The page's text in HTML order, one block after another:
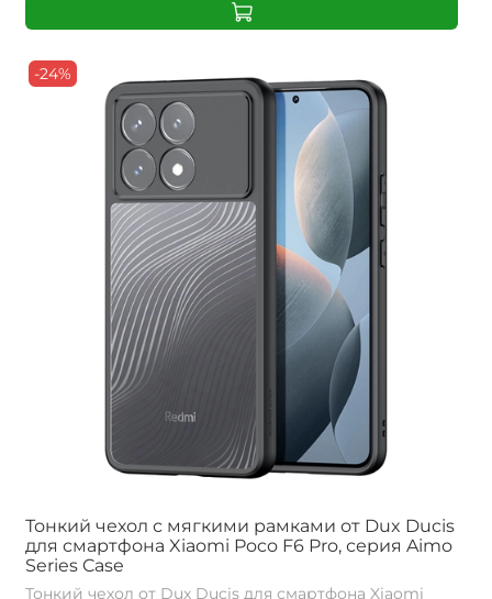
-24%
Тонкий чехол с мягкими рамками от Dux Ducis
для смартфона Xiaomi Poco F6 Pro, серия Aimo
Series Case
Тонкий чехол от Dux Ducis для смартфона Xiaomi